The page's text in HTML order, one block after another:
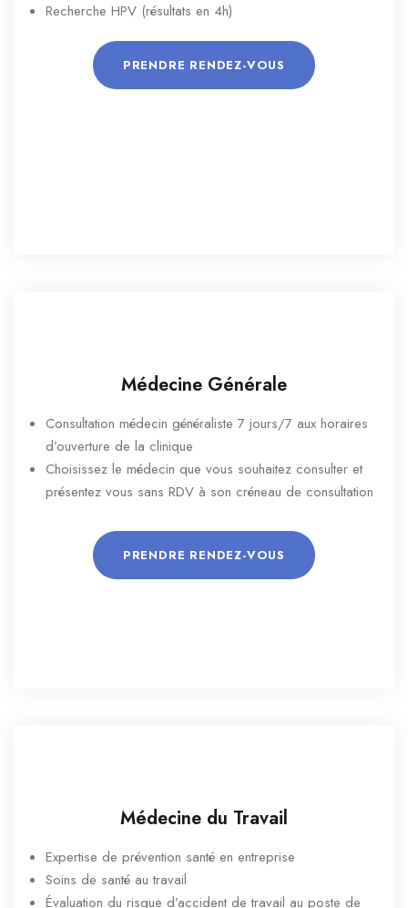
Recherche HPV (résultats en 4h)
PRENDRE RENDEZ-VOUS
Médecine Générale
Consultation médecin généraliste 7 jours/7 aux horaires
d’ouverture de la clinique
Choisissez le médecin que vous souhaitez consulter et
présentez vous sans RDV à son créneau de consultation
PRENDRE RENDEZ-VOUS
Médecine du Travail
Expertise de prévention santé en entreprise
Soins de santé au travail
Évaluation du risque d’accident de travail au poste de